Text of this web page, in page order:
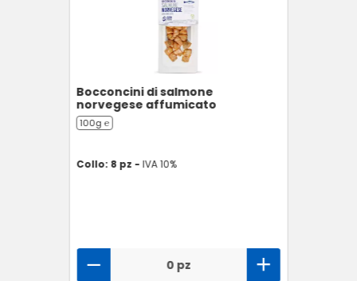
Bocconcini di salmone
norvegese affumicato
100g ℮
Collo: 8 pz - IVA 10%
0 pz